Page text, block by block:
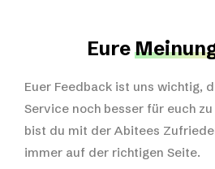
Eure
Euer Feedback ist uns wichtig,
Service noch besser für euch
bist du mit der Abitees
immer auf der richtigen Seite.